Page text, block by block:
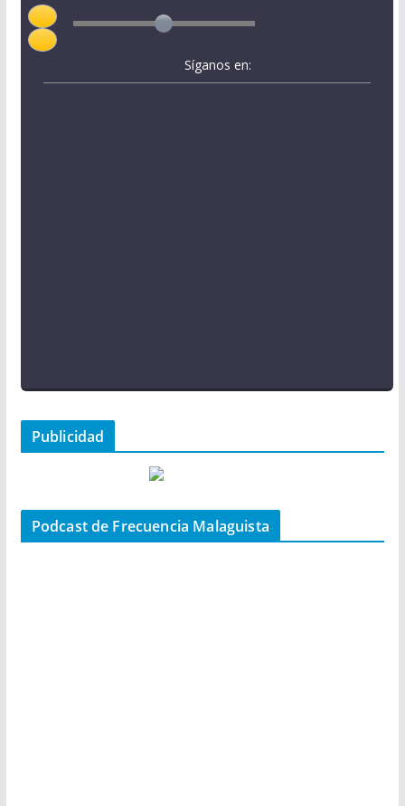
Síganos en:
Publicidad
Podcast de Frecuencia Malaguista